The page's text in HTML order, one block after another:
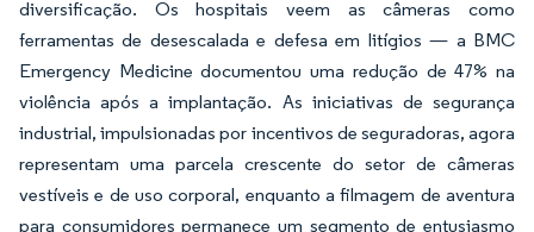
diversificação. Os hospitais veem as câmeras como
ferramentas de desescalada e defesa em litígios — a BMC
Emergency Medicine documentou uma redução de 47% na
violência após a implantação. As iniciativas de segurança
industrial, impulsionadas por incentivos de seguradoras, agora
representam uma parcela crescente do setor de câmeras
vestíveis e de uso corporal, enquanto a filmagem de aventura
para consumidores permanece um segmento de entusiasmo